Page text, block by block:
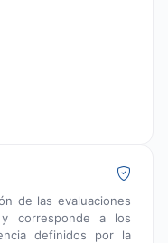
de las evaluaciones
corresponde a los
definidos por la